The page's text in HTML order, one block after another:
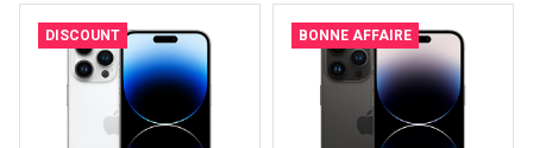
DISCOUNT BONNE AFFAIRE